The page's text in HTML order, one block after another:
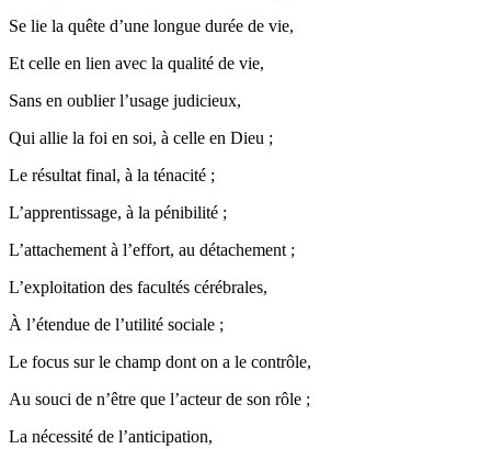
Se lie la quête d’une longue durée de vie,
Et celle en lien avec la qualité de vie,
Sans en oublier l’usage judicieux,
Qui allie la foi en soi, à celle en Dieu ;
Le résultat final, à la ténacité ;
L’apprentissage, à la pénibilité ;
L’attachement à l’effort, au détachement ;
L’exploitation des facultés cérébrales,
À l’étendue de l’utilité sociale ;
Le focus sur le champ dont on a le contrôle,
Au souci de n’être que l’acteur de son rôle ;
La nécessité de l’anticipation,